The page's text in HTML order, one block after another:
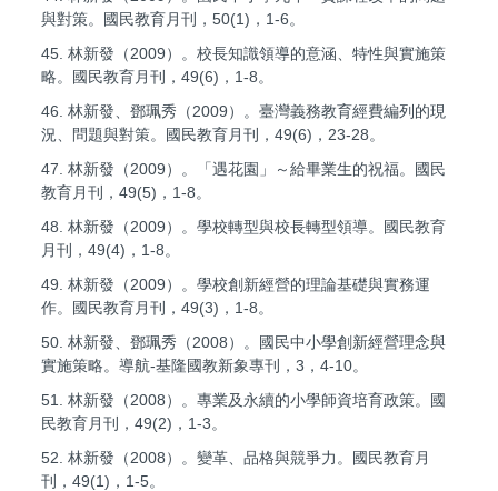
與對策。國民教育月刊，50(1)，1-6。
45. 林新發（2009）。校長知識領導的意涵、特性與實施策
略。國民教育月刊，49(6)，1-8。
46. 林新發、鄧珮秀（2009）。臺灣義務教育經費編列的現
況、問題與對策。國民教育月刊，49(6)，23-28。
47. 林新發（2009）。「遇花園」～給畢業生的祝福。國民
教育月刊，49(5)，1-8。
48. 林新發（2009）。學校轉型與校長轉型領導。國民教育
月刊，49(4)，1-8。
49. 林新發（2009）。學校創新經營的理論基礎與實務運
作。國民教育月刊，49(3)，1-8。
50. 林新發、鄧珮秀（2008）。國民中小學創新經營理念與
實施策略。導航-基隆國教新象專刊，3，4-10。
51. 林新發（2008）。專業及永續的小學師資培育政策。國
民教育月刊，49(2)，1-3。
52. 林新發（2008）。變革、品格與競爭力。國民教育月
刊，49(1)，1-5。